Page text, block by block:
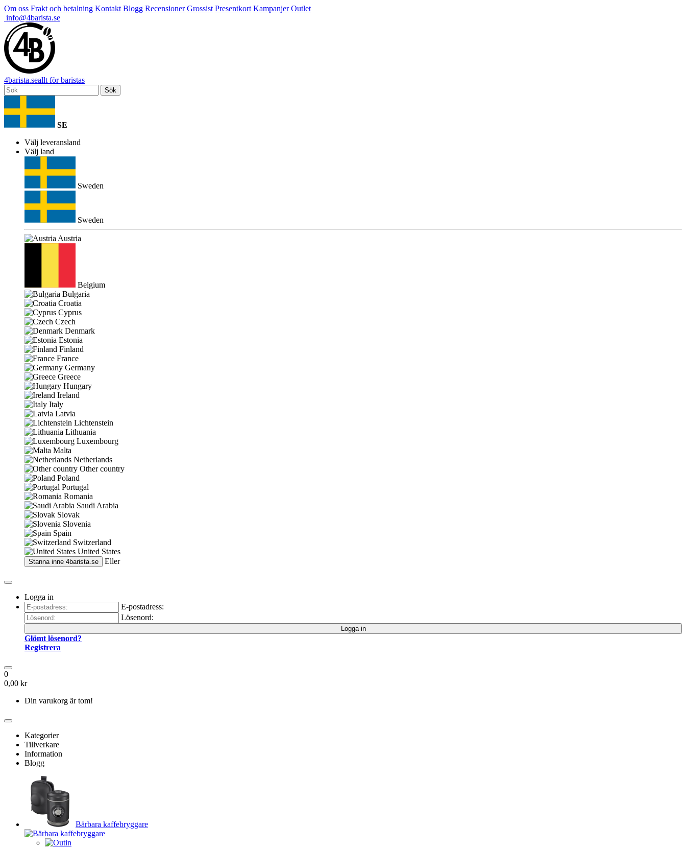
Om oss Frakt och betalning Kontakt Blogg Recensioner Grossist Presentkort Kampanjer Outlet
info@4barista.se
4barista.seallt för baristas
Sök
SE
Välj leveransland
Välj land
Sweden
Sweden
Austria
Belgium
Bulgaria
Croatia
Cyprus
Czech
Denmark
Estonia
Finland
France
Germany
Greece
Hungary
Ireland
Italy
Latvia
Lichtenstein
Lithuania
Luxembourg
Malta
Netherlands
Other country
Poland
Portugal
Romania
Saudi Arabia
Slovak
Slovenia
Spain
Switzerland
United States
Stanna inne 4barista.se Eller
Logga in
E-postadress:
Lösenord:
Logga in
Glömt lösenord?
Registrera
0
0,00 kr
Din varukorg är tom!
Kategorier
Tillverkare
Information
Blogg
Bärbara kaffebryggare